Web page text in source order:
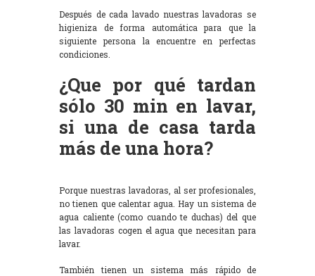
Después de cada lavado nuestras lavadoras se
higieniza de forma automática para que la
siguiente persona la encuentre en perfectas
condiciones.
¿Que por qué tardan
sólo 30 min en lavar,
si una de casa tarda
más de una hora?
Porque nuestras lavadoras, al ser profesionales,
no tienen que calentar agua. Hay un sistema de
agua caliente (como cuando te duchas) del que
las lavadoras cogen el agua que necesitan para
lavar.
También tienen un sistema más rápido de